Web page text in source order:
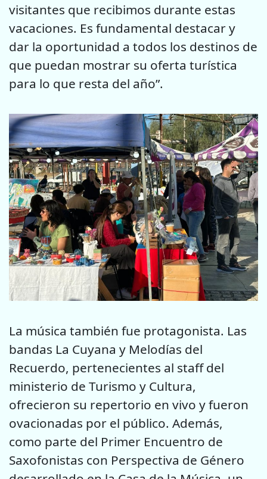
visitantes que recibimos durante estas
vacaciones. Es fundamental destacar y
dar la oportunidad a todos los destinos de
que puedan mostrar su oferta turística
para lo que resta del año”.
La música también fue protagonista. Las
bandas La Cuyana y Melodías del
Recuerdo, pertenecientes al staff del
ministerio de Turismo y Cultura,
ofrecieron su repertorio en vivo y fueron
ovacionadas por el público. Además,
como parte del Primer Encuentro de
Saxofonistas con Perspectiva de Género